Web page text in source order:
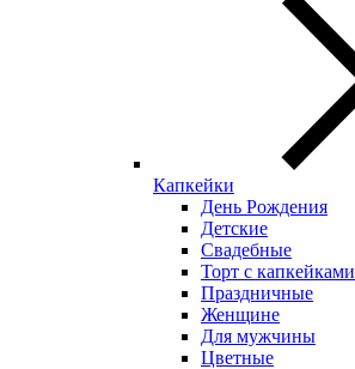
Капкейки
День Рождения
Детские
Свадебные
Торт с капкейками
Праздничные
Женщине
Для мужчины
Цветные